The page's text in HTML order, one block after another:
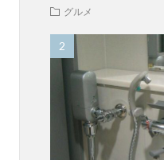
グルメ